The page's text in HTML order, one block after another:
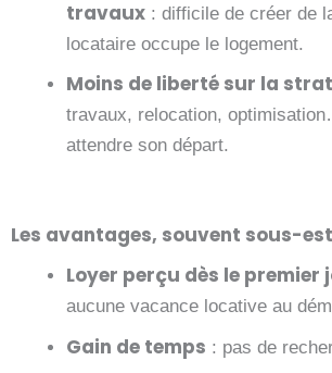
travaux : difficile de créer de
locataire occupe le logement.
Moins de liberté sur la
travaux, relocation,
attendre son départ.
Les avantages, souvent sous-
Loyer perçu dès le premier
aucune vacance locative au
Gain de temps : pas de